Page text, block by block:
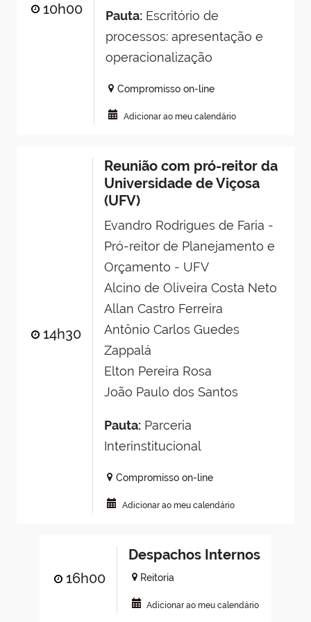
10h00 Pauta:Escritório de
processos: apresentação e
operacionalização
Compromisso on-line
Adicionar ao meu calendário
14h30
Reunião com pró-reitor da
Universidade de Viçosa
(UFV)
Evandro Rodrigues de Faria -
Pró-reitor de Planejamento e
Orçamento - UFV
Alcino de Oliveira Costa Neto
Allan Castro Ferreira
Antônio Carlos Guedes
Zappalá
Elton Pereira Rosa
João Paulo dos Santos
Pauta:Parceria
Interinstitucional
Compromisso on-line
Adicionar ao meu calendário
16h00
Despachos Internos
Reitoria
Adicionar ao meu calendário